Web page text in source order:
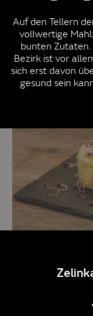
Auf den Tellern
vollwertige
bunten Zutaten.
Bezirk ist vor
sich erst davon
gesund sein